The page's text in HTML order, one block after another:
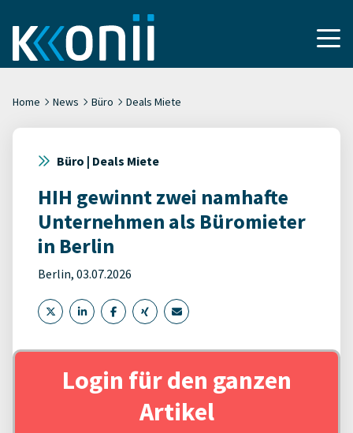
Home News Büro Deals Miete
Büro | Deals Miete
HIH gewinnt zwei namhafte
Unternehmen als Büromieter
in Berlin
Berlin, 03.07.2026
Login für den ganzen
Artikel